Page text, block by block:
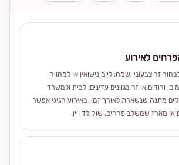
לאירוע
זר צבעוני ושמח; ליום נישואין או למחווה
ורודים או זר בגוונים עדינים; לבית ולמשרד
מתנה שנשארת לאורך זמן. באירוע חגיגי אפשר
או מארז שמשלב פרחים, שוקולד ויין.